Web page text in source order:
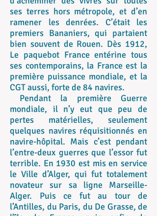
ses terres hors métropole, et d’en
ramener les denrées. C’était les
premiers Bananiers, qui partaient
bien souvent de Rouen. Dès 1912,
Le paquebot France entérine tous
ses contemporains, la France est la
première puissance mondiale, et la
CGT aussi, forte de 84 navires.
Pendant la première Guerre
mondiale, il n’y eut que peu de
pertes matérielles, seulement
quelques navires réquisitionnés en
navire-hôpital. Mais c’est pendant
l’entre-deux guerres que l’essor fut
terrible. En 1930 est mis en service
le Ville d’Alger, qui fut totalement
novateur sur sa ligne Marseille-
Alger. Puis ce fut au tour de
l’Antilles, du Paris, du De Grasse, de